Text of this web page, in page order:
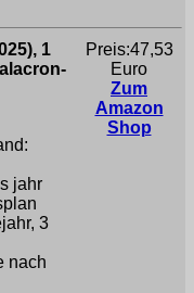
1
jahr
3
nach
Preis:47,53
Euro
Zum
Amazon
Shop